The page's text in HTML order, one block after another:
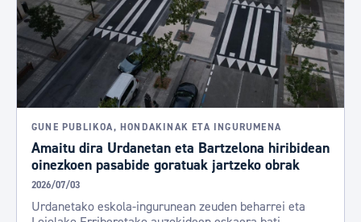
GUNE PUBLIKOA, HONDAKINAK ETA INGURUMENA
Amaitu dira Urdanetan eta Bartzelona hiribidean
oinezkoen pasabide goratuak jartzeko obrak
2026/07/03
Urdanetako eskola-ingurunean zeuden beharrei eta